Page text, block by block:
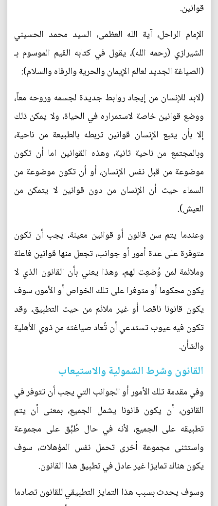
قوانين.
الإمام الراحل، آية الله العظمى، السيد محمد الحسيني
الشيرازي (رحمه الله)، يقول في كتابه القيم الموسوم بـ
(الصياغة الجديد لعالم الإيمان والحرية والرفاه والسلام):
(لابد للإنسان من إيجاد روابط جديدة لجسمه وروحه معاً،
ووضع قوانين خاصة لاستمراره في الحياة، ولا يمكن ذلك
إلا بأن يتبع الإنسان قوانين تربطه بالطبيعة من ناحية،
وبالمجتمع من ناحية ثانية، وهذه القوانين اما أن تكون
موضوعة من قبل نفس الإنسان، أو أن تكون موضوعة من
السماء حيث أن الإنسان من دون قوانين لا يتمكن من
العيش).
وعندما يتم سن قانون أو قوانين معينة، يجب أن تكون
متوفرة على عدة أمور أو جوانب، تجعل منها قوانين فاعلة
وملائمة لمن وُضعِت لهم، وهذا يعني بأن القانون الذي لا
يكون محكوما أو متوفرا على تلك الخواص أو الأمور، سوف
يكون قانونا ناقصا أو غير ملائم من حيث التطبيق، وقد
تكون فيه عيوب تستدعي أن تُعاد صياغته من ذوي الأهلية
والشأن.
القانون وشرط الشمولية والاستيعاب
وفي مقدمة تلك الأمور أو الجوانب التي يجب أن تتوفر في
القانون، أن يكون قانونا يشمل الجميع، بمعنى أن يتم
تطبيقه على الجميع، لأنه في حال طُبِّق على مجموعة
واستثنى مجموعة أخرى تحمل نفس المؤهلات، سوف
يكون هناك تمايزا غير عادل في تطبيق هذا القانون.
وسوف يحدث بسبب هذا التمايز التطبيقي للقانون تصادما